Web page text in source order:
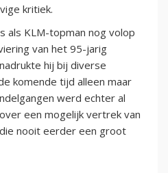
kritiek.
als KLM-topman nog volop
van het 95-jarig
hij bij diverse
komende tijd alleen maar
werd echter al
een mogelijk vertrek van
nooit eerder een groot